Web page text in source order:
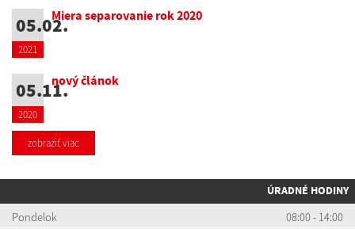
05.02.
2021
Miera separovanie rok 2020
05.11.
2020
nový článok
zobraziť viac
ÚRADNÉ HODINY
Pondelok
08:00 - 14:00